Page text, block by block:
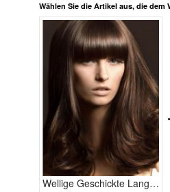
Wählen Sie die Artikel aus, die
Wellige Geschickte Lange Schnitte Synthetische Perücke